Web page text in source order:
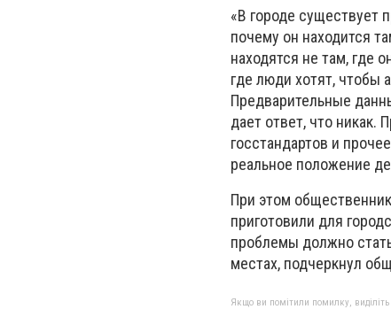
«В городе существует
почему он находится
находятся не там, где
где люди хотят, чтобы
Предварительные
дает ответ, что никак.
госстандартов и
реальное положение
При этом
приготовили для
проблемы должно
местах, подчеркнул
Якщо ви помітили помилку, виділіть